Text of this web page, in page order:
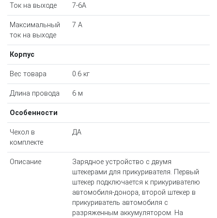
Ток на выходе 7-6A
Максимальный
ток на выходе
7 A
Корпус
Вес товара 0.6 кг
Длина провода 6 м
Особенности
Чехол в
комплекте
ДА
Описание
Зарядное устройство с двумя
штекерами для прикуривателя. Первый
штекер подключается к прикуривателю
автомобиля-донора, второй штекер в
прикуриватель автомобиля с
разряженным аккумулятором. На